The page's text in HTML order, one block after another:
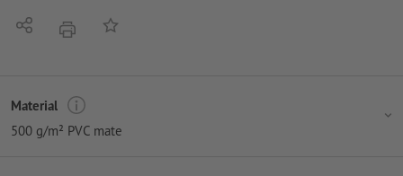
CompartirimprimirAñadir a lista de favoritos
Material
500 g/m² PVC mate